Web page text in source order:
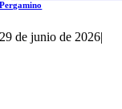
Pergamino
29 de junio de 2026|